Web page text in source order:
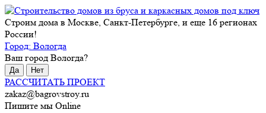
Строим дома в Москве, Санкт-Петербурге, и еще 16 регионах
России!
Город: Вологда
Ваш город Вологда?
Да Нет
РАССЧИТАТЬ ПРОЕКТ
zakaz@bagrovstroy.ru
Пишите мы Online